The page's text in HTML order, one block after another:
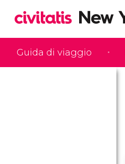
Guida di viaggio